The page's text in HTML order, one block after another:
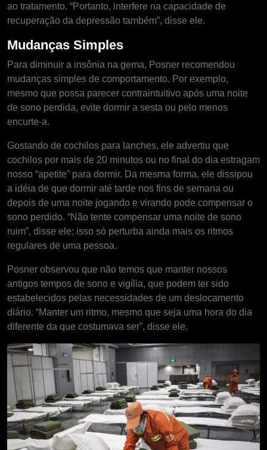
ao tratamento. “Portanto, interfere na capacidade de
recuperação da depressão também”, disse ele.
Mudanças Simples
Para diminuir a insônia na gema, Posner recomendou
mudanças simples de comportamento. Por exemplo,
mesmo que possa parecer contraintuitivo após uma noite
de sono perdida, evite dormir a sesta ou pelo menos
encurte-a.
Gostando de cochilos para lanches, ele advertiu que
cochilos por mais de 20 minutos ou no final do dia estragam
nosso “apetite” para dormir. Da mesma forma, ele dissipou
a idéia de que dormir até tarde nos fins de semana ou
depois de uma noite jogando e virando pode compensar o
sono perdido. “Não tente compensar uma noite de sono
ruim”, disse ele; isso só perturba ainda mais os ritmos
regulares de uma pessoa.
Posner observou que não temos que manter nossos
antigos tempos de sono e vigília, que podem ter sido
estabelecidos pelas necessidades de um deslocamento
diário. “Manter um ritmo, mesmo que seja uma hora do dia
diferente da que costumava ser”, disse ele.